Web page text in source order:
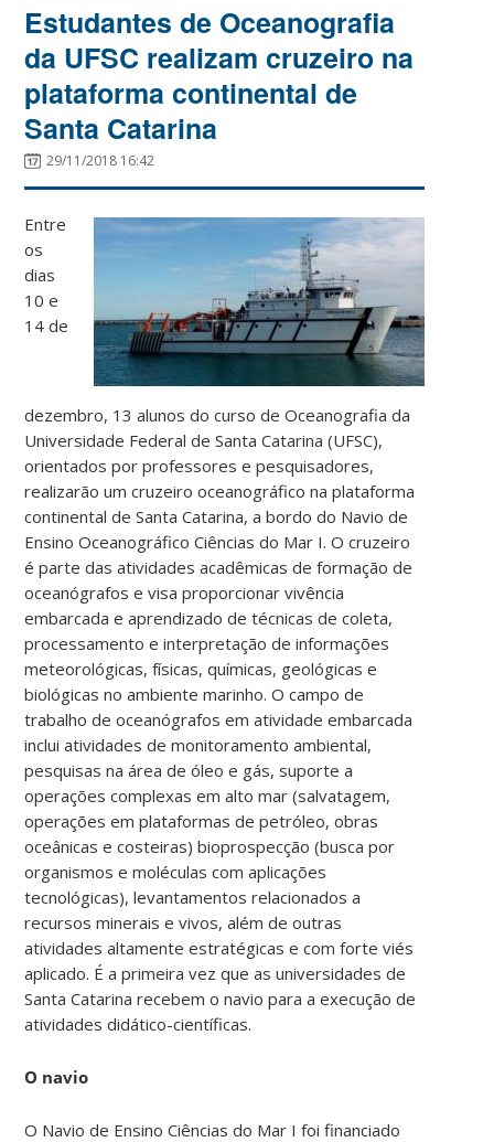
Estudantes de Oceanografia
da UFSC realizam cruzeiro na
plataforma continental de
Santa Catarina
29/11/2018 16:42
Entre
os
dias
10 e
14 de
dezembro, 13 alunos do curso de Oceanografia da
Universidade Federal de Santa Catarina (UFSC),
orientados por professores e pesquisadores,
realizarão um cruzeiro oceanográfico na plataforma
continental de Santa Catarina, a bordo do Navio de
Ensino Oceanográfico Ciências do Mar I. O cruzeiro
é parte das atividades acadêmicas de formação de
oceanógrafos e visa proporcionar vivência
embarcada e aprendizado de técnicas de coleta,
processamento e interpretação de informações
meteorológicas, físicas, químicas, geológicas e
biológicas no ambiente marinho. O campo de
trabalho de oceanógrafos em atividade embarcada
inclui atividades de monitoramento ambiental,
pesquisas na área de óleo e gás, suporte a
operações complexas em alto mar (salvatagem,
operações em plataformas de petróleo, obras
oceânicas e costeiras) bioprospecção (busca por
organismos e moléculas com aplicações
tecnológicas), levantamentos relacionados a
recursos minerais e vivos, além de outras
atividades altamente estratégicas e com forte viés
aplicado. É a primeira vez que as universidades de
Santa Catarina recebem o navio para a execução de
atividades didático-científicas.
O navio
O Navio de Ensino Ciências do Mar I foi financiado